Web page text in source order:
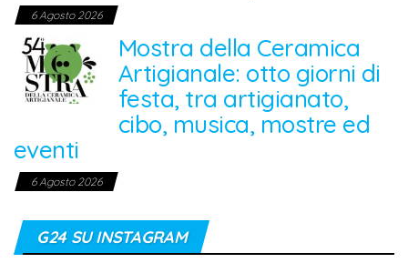
6 Agosto 2026
Mostra della Ceramica
Artigianale: otto giorni di
festa, tra artigianato,
cibo, musica, mostre ed
eventi
6 Agosto 2026
G24 SU INSTAGRAM